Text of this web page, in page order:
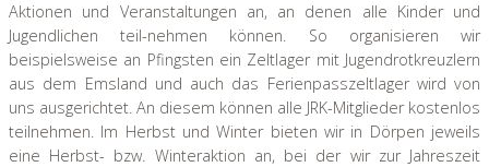
Aktionen und Veranstaltungen an, an denen alle Kinder und
Jugendlichen teil-nehmen können. So organisieren wir
beispielsweise an Pfingsten ein Zeltlager mit Jugendrotkreuzlern
aus dem Emsland und auch das Ferienpasszeltlager wird von
uns ausgerichtet. An diesem können alle JRK-Mitglieder kostenlos
teilnehmen. Im Herbst und Winter bieten wir in Dörpen jeweils
eine Herbst- bzw. Winteraktion an, bei der wir zur Jahreszeit